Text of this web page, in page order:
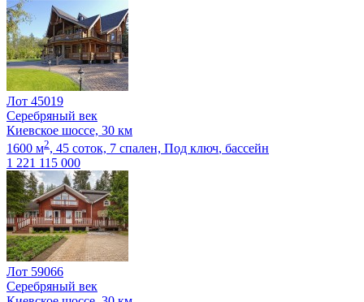
Лот 45019
Серебряный век
Киевское шоссе, 30 км
1600 м2, 45 соток, 7 спален, Под ключ, бассейн
1 221 115 000
Лот 59066
Серебряный век